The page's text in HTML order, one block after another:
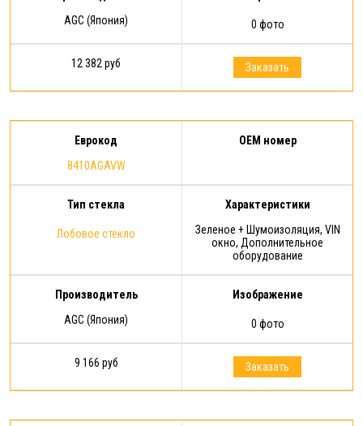
AGC (Япония)
0 фото
12 382 руб Заказать
Еврокод
8410AGAVW
OEM номер
Тип стекла
Лобовое стекло
Характеристики
Зеленое + Шумоизоляция, VIN
окно, Дополнительное
оборудование
Производитель
AGC (Япония)
Изображение
0 фото
9 166 руб Заказать